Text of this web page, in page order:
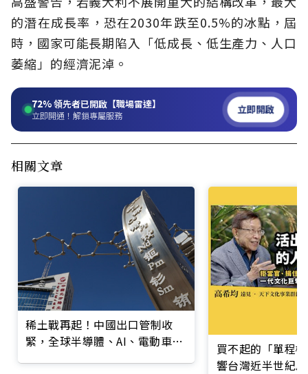
的潛在成長率，恐在2030年跌至0.5%的冰點，屆
時，國家可能長期陷入「低成長、低生產力、人口
萎縮」的經濟泥淖。
72%領先者已開啟【職場雷達】
立即開通！解鎖專屬服務 立即開啟
相關文章
稀土戰再起！中國出口管制收
緊，全球半導體、AI、電動車、
買不起的「單程
響台灣近半世紀